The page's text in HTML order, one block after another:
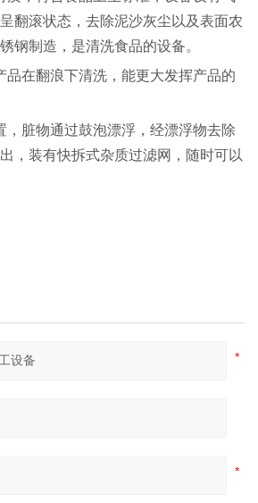
翻滚状态，去除泥沙灰尘以及表面农
钢制造，是清洗食品的设备。
品在翻浪下清洗，能更大发挥产品的
，脏物通过鼓泡漂浮，经漂浮物去除
，装有快拆式杂质过滤网，随时可以